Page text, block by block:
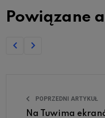
Powiązane
POPRZEDNI ARTYKUŁ
Na Tuwima